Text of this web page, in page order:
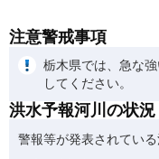
注意警戒事項
栃木県では、急な
してください。
洪水予報河川の状況
警報等が発表されている